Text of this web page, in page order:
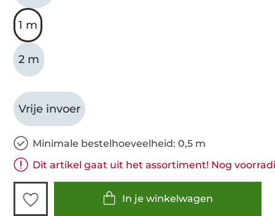
1 m
2 m
Vrije invoer
Minimale bestelhoeveelheid: 0,5 m
Dit artikel gaat uit het assortiment! Nog
In je winkelwagen